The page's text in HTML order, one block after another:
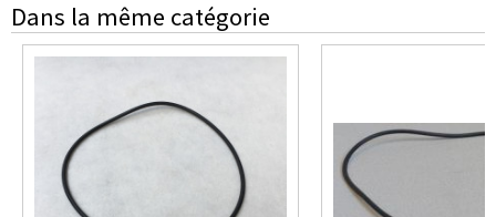
Dans la même catégorie